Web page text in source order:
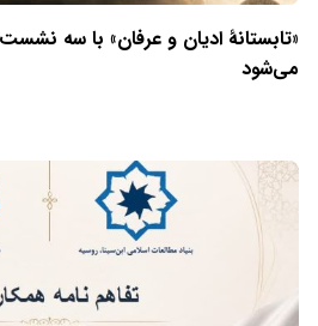
«تابستانهٔ ادیان و عرفان» با سه
می‌شود